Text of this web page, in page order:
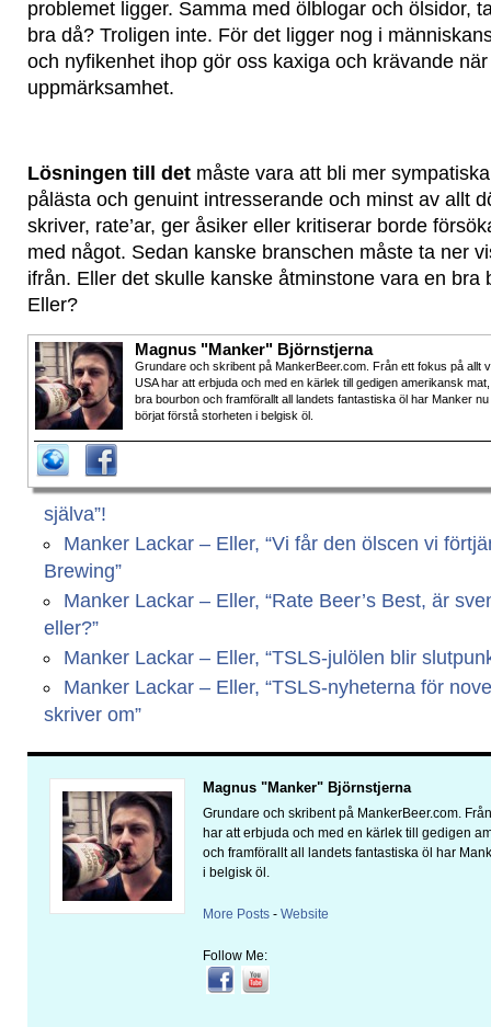
problemet ligger. Samma med ölblogar och ölsidor,
bra då? Troligen inte. För det ligger nog i
och nyfikenhet ihop gör oss kaxiga och krävande
uppmärksamhet.
Lösningen till det måste vara att bli mer
pålästa och genuint intresserande och minst av allt
skriver, rate’ar, ger åsiker eller kritiserar borde
med något. Sedan kanske branschen måste ta ner
ifrån. Eller det skulle kanske åtminstone vara en bra
Eller?
Magnus "Manker" Björnstjerna
Grundare och skribent på MankerBeer.com. Från ett fokus på allt
USA har att erbjuda och med en kärlek till gedigen amerikansk mat,
bra bourbon och framförallt all landets fantastiska öl har Manker nu
börjat förstå storheten i belgisk öl.
själva”!
Manker Lackar – Eller, “Vi får den ölscen vi
Brewing”
Manker Lackar – Eller, “Rate Beer’s Best, är
eller?”
Manker Lackar – Eller, “TSLS-julölen blir
Manker Lackar – Eller, “TSLS-nyheterna för
skriver om”
Magnus "Manker" Björnstjerna
Grundare och skribent på MankerBeer.com.
har att erbjuda och med en kärlek till gedigen
och framförallt all landets fantastiska öl har
i belgisk öl.
More Posts - Website
Follow Me: